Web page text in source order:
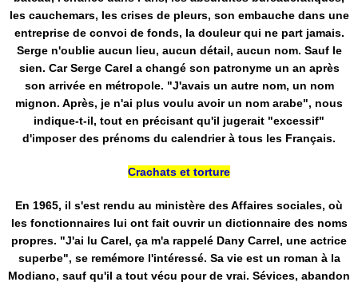
les cauchemars, les crises de pleurs, son embauche dans une
entreprise de convoi de fonds, la douleur qui ne part jamais.
Serge n'oublie aucun lieu, aucun détail, aucun nom. Sauf le
sien. Car Serge Carel a changé son patronyme un an après
son arrivée en métropole. "J'avais un autre nom, un nom
mignon. Après, je n'ai plus voulu avoir un nom arabe", nous
indique-t-il, tout en précisant qu'il jugerait "excessif"
d'imposer des prénoms du calendrier à tous les Français.
Crachats et torture
En 1965, il s'est rendu au ministère des Affaires sociales, où
les fonctionnaires lui ont fait ouvrir un dictionnaire des noms
propres. "J'ai lu Carel, ça m'a rappelé Dany Carrel, une actrice
superbe", se remémore l'intéressé. Sa vie est un roman à la
Modiano, sauf qu'il a tout vécu pour de vrai. Sévices, abandon